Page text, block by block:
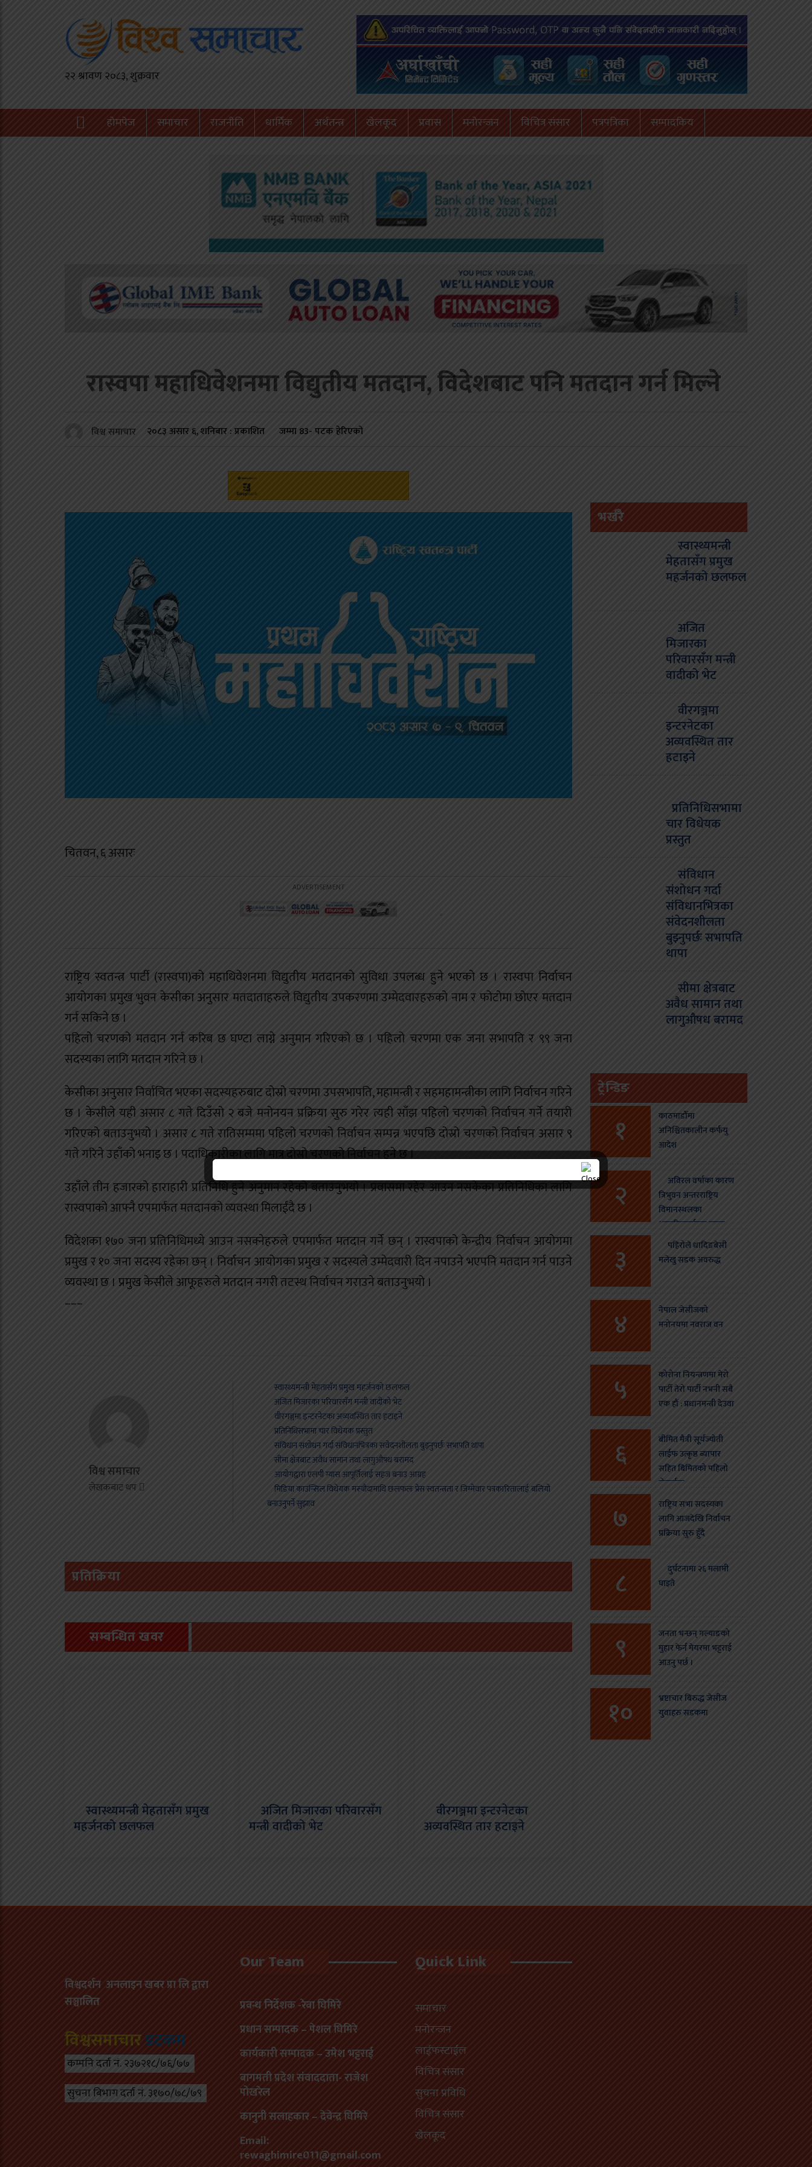
होमपेज समाचार राजनीति धार्मिक अर्थतन्त्र खेलकूद प्रवास मनोरन्जन विचित्र संसार पत्रपत्रिका सम्पादकिय
रास्वपा महाधिवेशनमा विद्युतीय मतदान, विदेशबाट पनि मतदान गर्न मिल्ने
विश्व समाचार २०८३ असार ६, शनिबार : प्रकाशित जम्मा83- पटक हेरिएको
चितवन, ६ असारः
राष्ट्रिय स्वतन्त्र पार्टी (रास्वपा)को महाधिवेशनमा विद्युतीय मतदानको सुविधा उपलब्ध हुने भएको छ । रास्वपा निर्वाचन
आयोगका प्रमुख भुवन केसीका अनुसार मतदाताहरुले विद्युतीय उपकरणमा उम्मेदवारहरुको नाम र फोटोमा छोएर मतदान
गर्न सकिने छ ।
पहिलो चरणको मतदान गर्न करिब छ घण्टा लाग्ने अनुमान गरिएको छ । पहिलो चरणमा एक जना सभापति र ९९ जना
सदस्यका लागि मतदान गरिने छ ।
केसीका अनुसार निर्वाचित भएका सदस्यहरुबाट दोस्रो चरणमा उपसभापति, महामन्त्री र सहमहामन्त्रीका लागि निर्वाचन गरिने
छ । केसीले यही असार ८ गते दिउँसो २ बजे मनोनयन प्रक्रिया सुरु गरेर त्यही साँझ पहिलो चरणको निर्वाचन गर्ने तयारी
गरिएको बताउनुभयो । असार ८ गते रातिसम्ममा पहिलो चरणको निर्वाचन सम्पन्न भएपछि दोस्रो चरणको निर्वाचन असार ९
गते गरिने उहाँको भनाइ छ । पदाधिकारीका लागि मात्र दोस्रो चरणको निर्वाचन हुने छ ।
उहाँले तीन हजारको हाराहारी प्रतिनिधि हुने अनुमान रहेको बताउनुभयो । प्रवासमा रहेर आउन नसकेका प्रतिनिधिका लागि
रास्वपाको आफ्नै एपमार्फत मतदानको व्यवस्था मिलाईंदै छ ।
विदेशका १७० जना प्रतिनिधिमध्ये आउन नसक्नेहरुले एपमार्फत मतदान गर्ने छन् । रास्वपाको केन्द्रीय निर्वाचन आयोगमा
प्रमुख र १० जना सदस्य रहेका छन् । निर्वाचन आयोगका प्रमुख र सदस्यले उम्मेदवारी दिन नपाउने भएपनि मतदान गर्न पाउने
व्यवस्था छ । प्रमुख केसीले आफूहरुले मतदान नगरी तटस्थ निर्वाचन गराउने बताउनुभयो ।
–––
विश्व समाचार
लेखकबाट थप
स्वास्थ्यमन्त्री मेहतासँग प्रमुख महर्जनको छलफल
अजित मिजारका परिवारसँग मन्त्री वादीको भेट
वीरगञ्जमा इन्टरनेटका अव्यवस्थित तार हटाइने
प्रतिनिधिसभामा चार विधेयक प्रस्तुत
संविधान संशोधन गर्दा संविधानभित्रका संवेदनशीलता बुझ्नुपर्छः सभापति थापा
सीमा क्षेत्रबाट अवैध सामान तथा लागुऔषध बरामद
आयोगद्वारा एलपी ग्यास आपूर्तिलाई सहज बनाउ आग्रह
मिडिया काउन्सिल विधेयक मस्यौदामाथि छलफलः प्रेस स्वतन्त्रता र जिम्मेवार पत्रकारितालाई बलियो
बनाउनुपर्ने सुझाव
प्रतिक्रिया
सम्बन्धित खवर
स्वास्थ्यमन्त्री मेहतासँग प्रमुख
महर्जनको छलफल
अजित मिजारका परिवारसँग
मन्त्री वादीको भेट
वीरगञ्जमा इन्टरनेटका
अव्यवस्थित तार हटाइने
भर्खरै
स्वास्थ्यमन्त्री
मेहतासँग प्रमुख
महर्जनको छलफल
अजित
मिजारका
परिवारसँग मन्त्री
वादीको भेट
वीरगञ्जमा
इन्टरनेटका
अव्यवस्थित तार
हटाइने
प्रतिनिधिसभामा
चार विधेयक
प्रस्तुत
संविधान
संशोधन गर्दा
संविधानभित्रका
संवेदनशीलता
बुझ्नुपर्छः सभापति
थापा
सीमा क्षेत्रबाट
अवैध सामान तथा
लागुऔषध बरामद
ट्रेन्डिङ
१
काठमाडौँमा
अनिश्चितकालीन कर्फयु
आदेश
२
अविरल वर्षाका कारण
त्रिभुवन अन्तरराष्ट्रिय
विमानस्थलका
आन्तरिकतर्फका उडान
स्थगन
३
पहिरोले धादिङबेसी
मलेखु सडक अवरुद्ध
४
नेपाल जेसीजको
मनोनयमा नवराज वन
५
कोरोना नियन्त्रणमा मेरो
पार्टी तेरो पार्टी नभनी सबै
एक हौं : प्रधानमन्त्री देउवा
६
बीमित मैत्री सूर्यज्योती
लाईफ उत्कृष्ठ ब्यापार
सहित बिमितको पहिलो
रोजाईमा
७
राष्ट्रिय सभा सदस्यका
लागि आजदेखि निर्वाचन
प्रक्रिया सुरु हुँदै
८
दुर्घटनामा २६ मलामी
घाइते
९
जनता भन्छन् गल्याङको
मुहार फेर्न मेयरमा भट्टराई
आउनु पर्छ ।
१०
भ्रष्टाचार बिरुद्ध जेसीज
युवाहरु सडकमा
विश्वदर्शन अनलाइन खबर प्रा लि द्वारा
सञ्चालित
विश्वसमाचारडटकम
कम्पनि दर्ता नं. २३७२१८/७६/७७
सुचना बिभाग दर्ता नं. ३१७०/७८/७९
Our Team
प्रवन्ध निर्देशक -रेवा घिमिरे
प्रधान सम्पादक – पेशल घिमिरे
कार्यकारी सम्पादक – उमेश भट्टराई
बागमती प्रदेश संवाददाता- राजेश
पोखरेल
कानुनी सलाहकार – देवेन्द्र घिमिरे
Email:
rewaghimire011@gmail.com
Quick Link
समाचार
मनोरन्जन
लाईफस्टाईल
विचित्र संसार
सुचना प्रविधि
विचित्र संसार
खेलकूद